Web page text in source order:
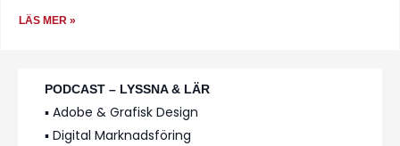
PODCAST – LYSSNA & LÄR
▪️ Adobe & Grafisk Design
▪️ Digital Marknadsföring
LÄS MER »